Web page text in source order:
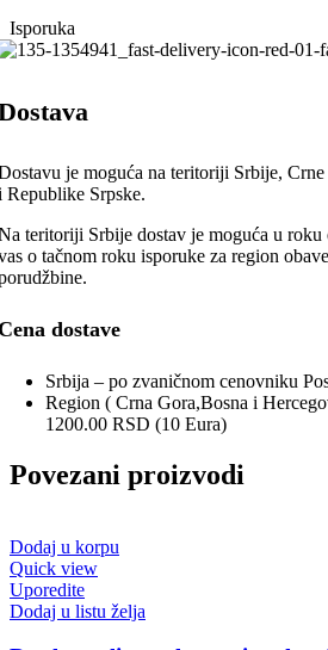
Isporuka
je moguća na teritoriji Srbije,
Republike Srpske.
teritoriji Srbije dostav je moguća u roku
o tačnom roku isporuke za region
dostave
Srbija – po zvaničnom cenovniku
Region ( Crna Gora,Bosna i
1200.00 RSD (10 Eura)
Povezani proizvodi
Dodaj u korpu
Quick view
Uporedite
Dodaj u listu želja